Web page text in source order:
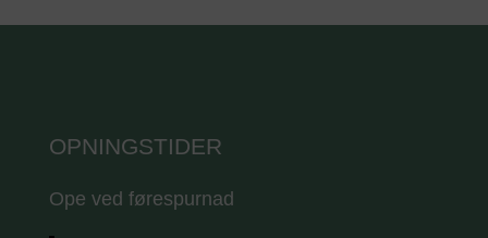
OPNINGSTIDER
Ope ved førespurnad